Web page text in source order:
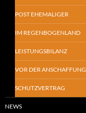
POST EHEMALIGER
IM REGENBOGENLAND
LEISTUNGSBILANZ
VOR DER ANSCHAFFUNG
SCHUTZVERTRAG
NEWS